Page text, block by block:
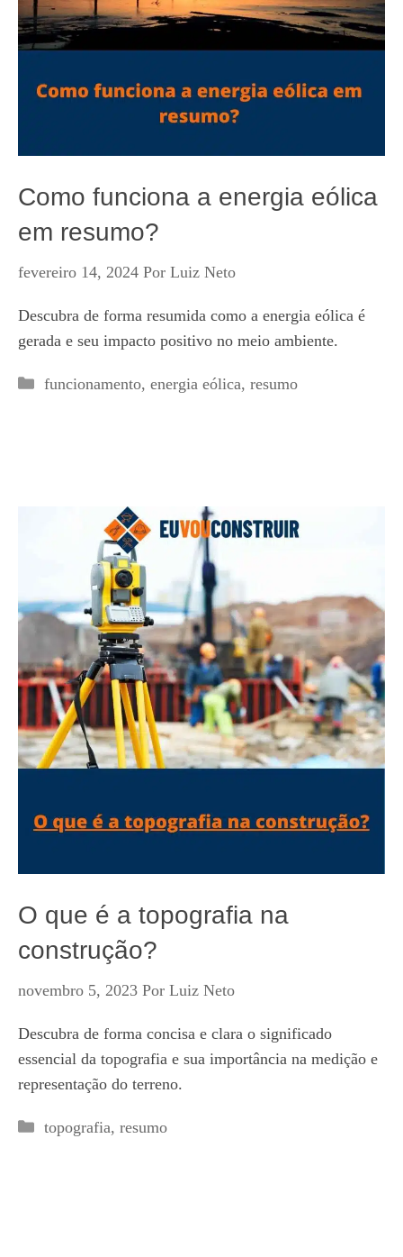
Como funciona a energia eólica
em resumo?
fevereiro 14, 2024 Por Luiz Neto
Descubra de forma resumida como a energia eólica é
gerada e seu impacto positivo no meio ambiente.
Categorias
funcionamento, energia eólica, resumo
O que é a topografia na
construção?
novembro 5, 2023 Por Luiz Neto
Descubra de forma concisa e clara o significado
essencial da topografia e sua importância na medição e
representação do terreno.
Categorias
topografia, resumo